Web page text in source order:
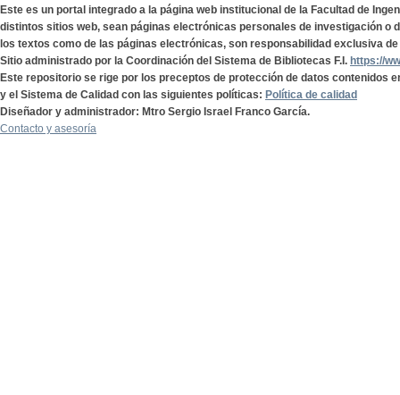
Este es un portal integrado a la página web institucional de la Facultad de
distintos sitios web, sean páginas electrónicas personales de investigación o
los textos como de las páginas electrónicas, son responsabilidad exclusiva
Sitio administrado por la Coordinación del Sistema de Bibliotecas F.I. https://
Este repositorio se rige por los preceptos de protección de datos contenidos
y el Sistema de Calidad con las siguientes políticas: Política de calidad
Diseñador y administrador: Mtro Sergio Israel Franco García.
Contacto y asesoría